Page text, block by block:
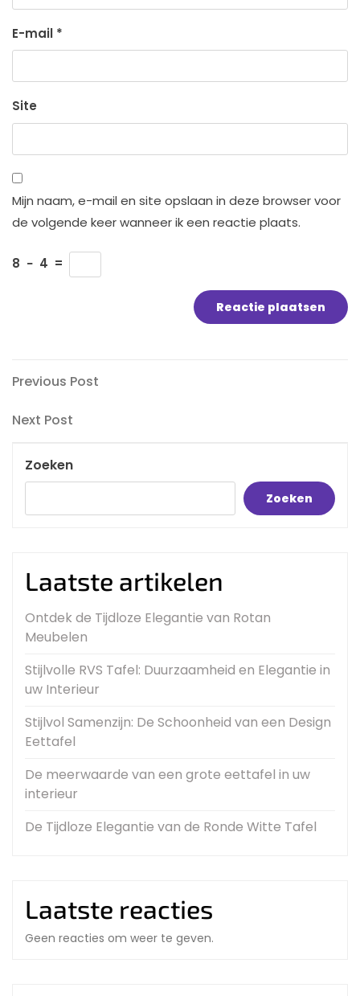
E-mail *
Site
Mijn naam, e-mail en site opslaan in deze browser voor
de volgende keer wanneer ik een reactie plaats.
8 − 4 =
Bericht
navigatie
Previous
Previous Post
Next
Next Post
Zoeken
Zoeken
Laatste artikelen
Ontdek de Tijdloze Elegantie van Rotan
Meubelen
Stijlvolle RVS Tafel: Duurzaamheid en Elegantie in
uw Interieur
Stijlvol Samenzijn: De Schoonheid van een Design
Eettafel
De meerwaarde van een grote eettafel in uw
interieur
De Tijdloze Elegantie van de Ronde Witte Tafel
Laatste reacties
Geen reacties om weer te geven.